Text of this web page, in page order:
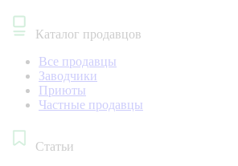
Каталог продавцов
Все продавцы
Заводчики
Приюты
Частные продавцы
Статьи